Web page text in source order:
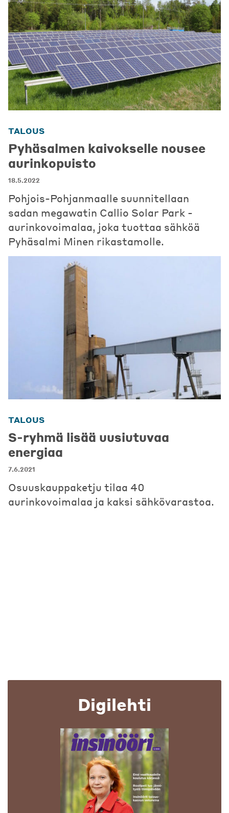
TALOUS
Pyhäsalmen kaivokselle nousee
aurinkopuisto
18.5.2022
Pohjois-Pohjanmaalle suunnitellaan
sadan megawatin Callio Solar Park -
aurinkovoimalaa, joka tuottaa sähköä
Pyhäsalmi Minen rikastamolle.
TALOUS
S-ryhmä lisää uusiutuvaa
energiaa
7.6.2021
Osuuskauppaketju tilaa 40
aurinkovoimalaa ja kaksi sähkövarastoa.
Digilehti